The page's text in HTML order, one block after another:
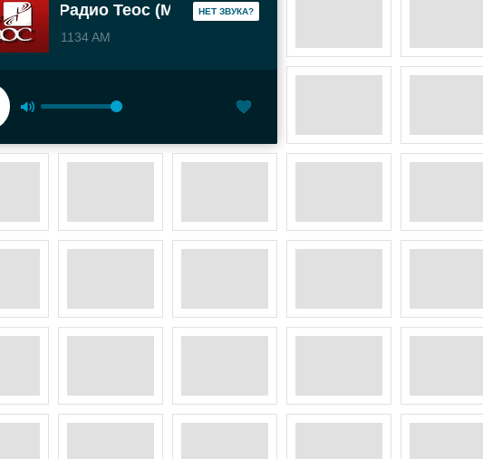
Радио Теос (Москва)
1134 AM
HЕТ ЗВУКА?